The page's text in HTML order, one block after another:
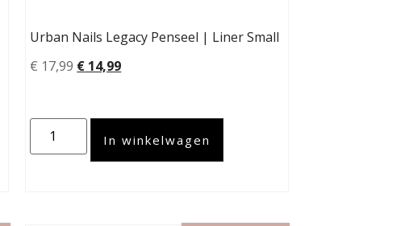
Urban Nails Legacy Penseel | Liner Small
€ 17,99 € 14,99
In winkelwagen